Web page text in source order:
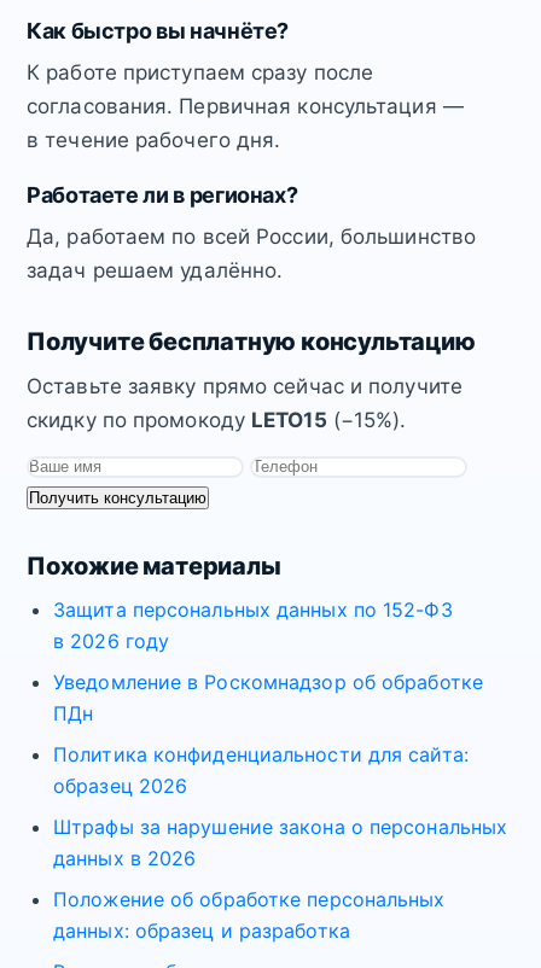
Как быстро вы начнёте?
К работе приступаем сразу после
согласования. Первичная консультация —
в течение рабочего дня.
Работаете ли в регионах?
Да, работаем по всей России, большинство
задач решаем удалённо.
Получите бесплатную консультацию
Оставьте заявку прямо сейчас и получите
скидку по промокоду LETO15 (−15%).
Получить консультацию
Похожие материалы
Защита персональных данных по 152-ФЗ
в 2026 году
Уведомление в Роскомнадзор об обработке
ПДн
Политика конфиденциальности для сайта:
образец 2026
Штрафы за нарушение закона о персональных
данных в 2026
Положение об обработке персональных
данных: образец и разработка